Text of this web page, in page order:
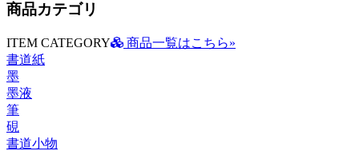
商品カテゴリ
ITEM CATEGORY
商品一覧はこちら»
書道紙
墨
墨液
筆
硯
書道小物